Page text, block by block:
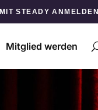
MIT STEADY ANMELDEN
Mitglied werden